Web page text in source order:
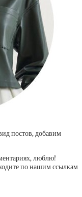
постов, добавим
люблю!
по нашим ссылкам